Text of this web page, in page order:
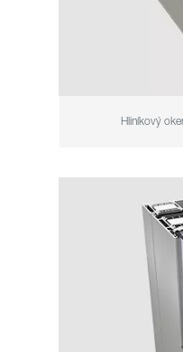
Hliníkový